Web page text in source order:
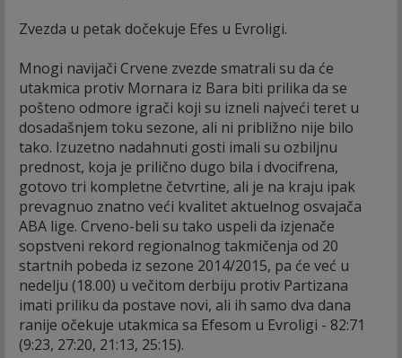
Zvezda u petak dočekuje Efes u Evroligi.
Mnogi navijači Crvene zvezde smatrali su da će
utakmica protiv Mornara iz Bara biti prilika da se
pošteno odmore igrači koji su izneli najveći teret u
dosadašnjem toku sezone, ali ni približno nije bilo
tako. Izuzetno nadahnuti gosti imali su ozbiljnu
prednost, koja je prilično dugo bila i dvocifrena,
gotovo tri kompletne četvrtine, ali je na kraju ipak
prevagnuo znatno veći kvalitet aktuelnog osvajača
ABA lige. Crveno-beli su tako uspeli da izjenače
sopstveni rekord regionalnog takmičenja od 20
startnih pobeda iz sezone 2014/2015, pa će već u
nedelju (18.00) u večitom derbiju protiv Partizana
imati priliku da postave novi, ali ih samo dva dana
ranije očekuje utakmica sa Efesom u Evroligi - 82:71
(9:23, 27:20, 21:13, 25:15).